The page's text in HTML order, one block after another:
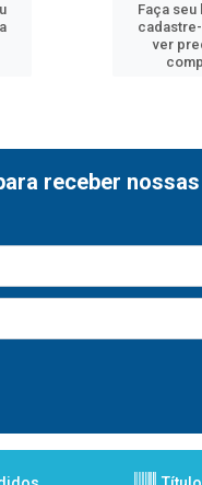
Faça seu
ver
receber nossas